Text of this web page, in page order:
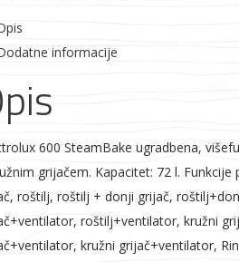
Rasvjeta
informacije
600 SteamBake ugradbena,
grijačem. Kapacitet: 72 l. Funkcije
roštilj, roštilj + donji grijač,
roštilj+ventilator, kružni
kružni grijač+ventilator,